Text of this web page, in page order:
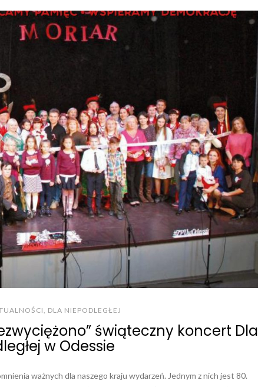
, DLA NIEPODLEGŁEJ
świąteczny koncert Dla
w Odessie
ważnych dla naszego kraju wydarzeń. Jednym z nich jest 80.